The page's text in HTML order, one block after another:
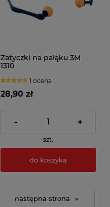
Zatyczki na pałąku 3M
1310
1 ocena
28,90 zł
- +
szt.
do koszyka
»